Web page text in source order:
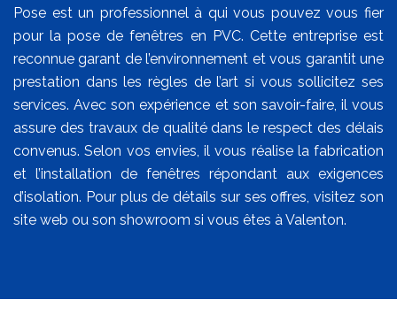
Pose est un professionnel à qui vous pouvez vous fier
pour la pose de fenêtres en PVC. Cette entreprise est
reconnue garant de l’environnement et vous garantit une
prestation dans les règles de l’art si vous sollicitez ses
services. Avec son expérience et son savoir-faire, il vous
assure des travaux de qualité dans le respect des délais
convenus. Selon vos envies, il vous réalise la fabrication
et l’installation de fenêtres répondant aux exigences
d’isolation. Pour plus de détails sur ses offres, visitez son
site web ou son showroom si vous êtes à Valenton.